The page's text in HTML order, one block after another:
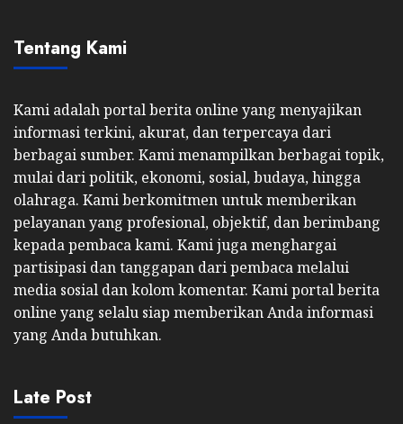
Tentang Kami
Kami adalah portal berita online yang menyajikan
informasi terkini, akurat, dan terpercaya dari
berbagai sumber. Kami menampilkan berbagai topik,
mulai dari politik, ekonomi, sosial, budaya, hingga
olahraga. Kami berkomitmen untuk memberikan
pelayanan yang profesional, objektif, dan berimbang
kepada pembaca kami. Kami juga menghargai
partisipasi dan tanggapan dari pembaca melalui
media sosial dan kolom komentar. Kami portal berita
online yang selalu siap memberikan Anda informasi
yang Anda butuhkan.
Late Post